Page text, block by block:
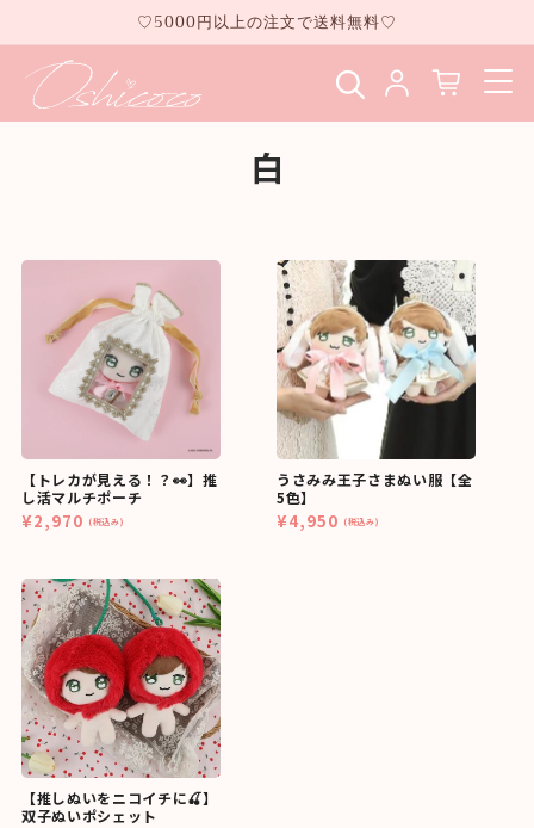
進む
♡5000円以上の注文で送料無料♡
白
【トレカが見える！？👀】推
し活マルチポーチ
¥2,970 (税込み)
うさみみ王子さまぬい服【全
5色】
¥4,950 (税込み)
【推しぬいをニコイチに🍒】
双子ぬいポシェット